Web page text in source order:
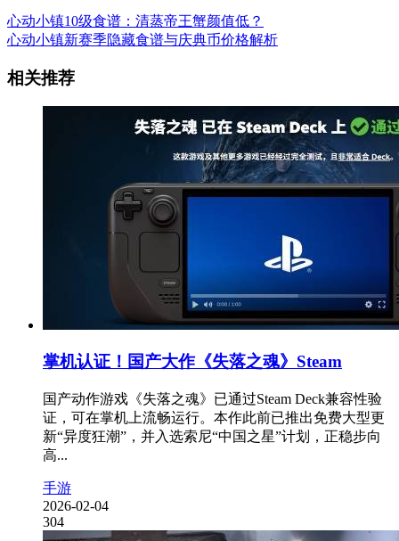
心动小镇10级食谱：清蒸帝王蟹颜值低？
心动小镇新赛季隐藏食谱与庆典币价格解析
相关推荐
掌机认证！国产大作《失落之魂》Steam
国产动作游戏《失落之魂》已通过Steam Deck兼容性验
证，可在掌机上流畅运行。本作此前已推出免费大型更
新“异度狂潮”，并入选索尼“中国之星”计划，正稳步向
高...
手游
2026-02-04
304